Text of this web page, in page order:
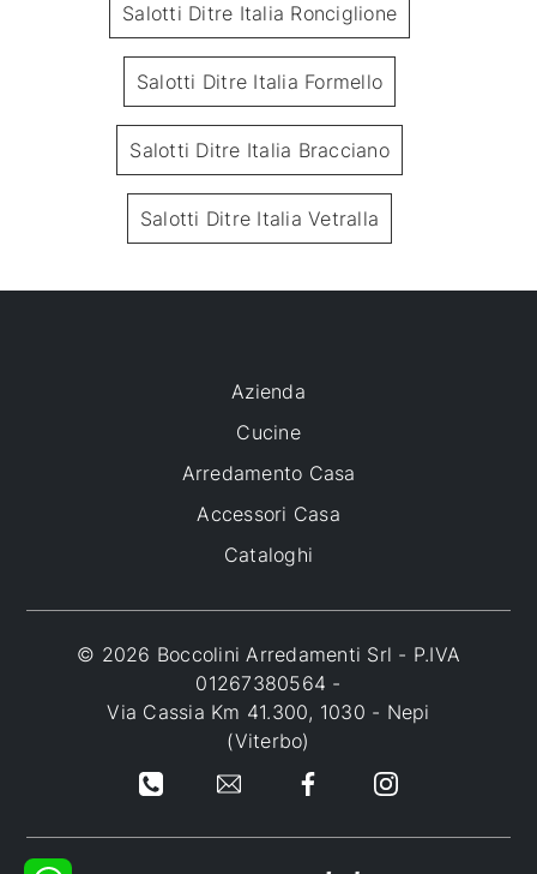
Salotti Ditre Italia Ronciglione
Salotti Ditre Italia Formello
Salotti Ditre Italia Bracciano
Salotti Ditre Italia Vetralla
Azienda
Cucine
Arredamento Casa
Accessori Casa
Cataloghi
© 2026 Boccolini Arredamenti Srl - P.IVA
01267380564 -
Via Cassia Km 41.300, 1030 - Nepi
(Viterbo)